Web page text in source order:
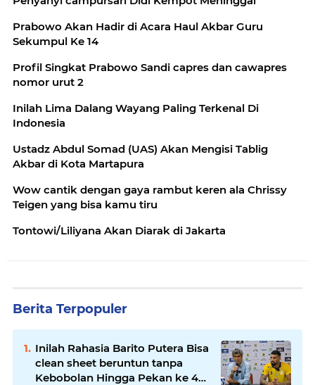
Prabowo Akan Hadir di Acara Haul Akbar Guru
Sekumpul Ke 14
Profil Singkat Prabowo Sandi capres dan cawapres
nomor urut 2
Inilah Lima Dalang Wayang Paling Terkenal Di
Indonesia
Ustadz Abdul Somad (UAS) Akan Mengisi Tablig
Akbar di Kota Martapura
Wow cantik dengan gaya rambut keren ala Chrissy
Teigen yang bisa kamu tiru
Tontowi/Liliyana Akan Diarak di Jakarta
Berita Terpopuler
Inilah Rahasia Barito Putera Bisa
clean sheet beruntun tanpa
Kebobolan Hingga Pekan ke 4